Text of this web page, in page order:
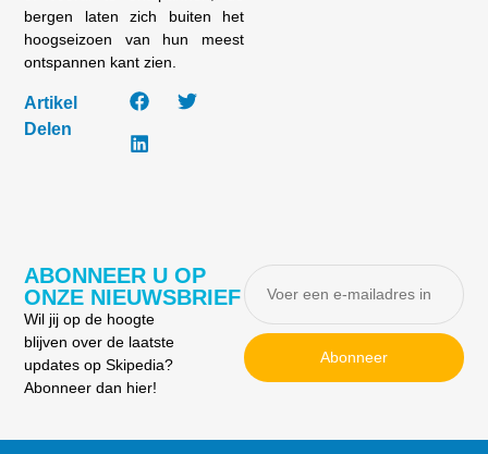
bergen laten zich buiten het
hoogseizoen van hun meest
ontspannen kant zien.
Artikel
Delen
ABONNEER U OP
ONZE NIEUWSBRIEF
Wil jij op de hoogte
blijven over de laatste
updates op Skipedia?
Abonneer dan hier!
Abonneer